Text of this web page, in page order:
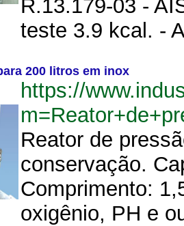
R.13.179-03 -
teste 3.9 kcal. -
200 litros em inox
https://
Reator de
conservação.
Comprimento:
oxigênio, PH e